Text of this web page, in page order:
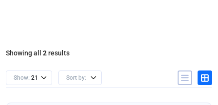
Showing all 2results
Show: 21 Sort by: